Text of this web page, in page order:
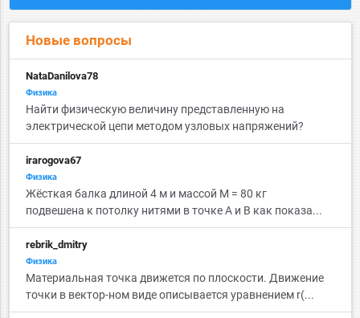
Новые вопросы
NataDanilova78
Физика
Найти физическую величину представленную на
электрической цепи методом узловых напряжений?
irarogova67
Физика
Жёсткая балка длиной 4 м и массой M = 80 кг
подвешена к потолку нитями в точке А и B как показа...
rebrik_dmitry
Физика
Материальная точка движется по плоскости. Движение
точки в вектор-ном виде описывается уравнением r(...